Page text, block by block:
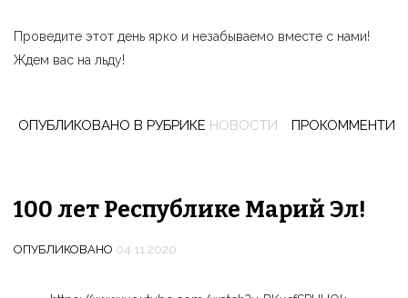
Проведите этот день ярко и незабываемо вместе с нами!
Ждем вас на льду!
ОПУБЛИКОВАНО В РУБРИКЕ НОВОСТИ
100 лет Республике Марий Эл!
ОПУБЛИКОВАНО 04.11.2020